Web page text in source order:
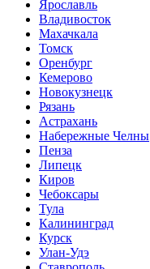
Ярославль
Владивосток
Махачкала
Томск
Оренбург
Кемерово
Новокузнецк
Рязань
Астрахань
Набережные Челны
Пенза
Липецк
Киров
Чебоксары
Тула
Калининград
Курск
Улан-Удэ